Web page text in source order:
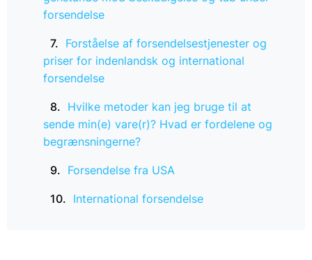
forsendelse
Forståelse af forsendelsestjenester og
priser for indenlandsk og international
forsendelse
Hvilke metoder kan jeg bruge til at
sende min(e) vare(r)? Hvad er fordelene og
begrænsningerne?
Forsendelse fra USA
International forsendelse